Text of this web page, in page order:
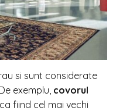
si sunt considerate
exemplu, covorul
fiind cel mai vechi